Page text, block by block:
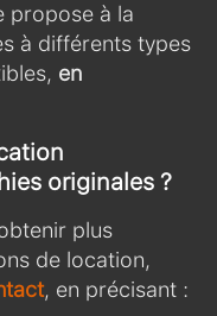
propose à la
à différents types
en
originales ?
plus
de location,
, en précisant :